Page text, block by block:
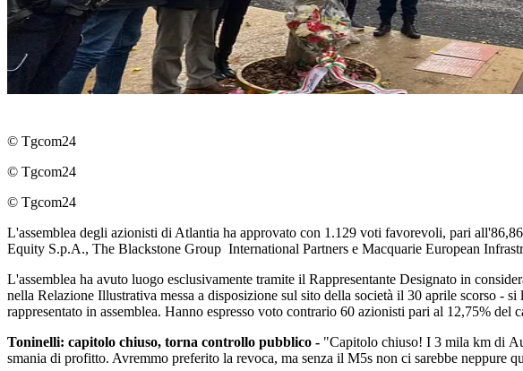
© Tgcom24
© Tgcom24
© Tgcom24
L'assemblea degli azionisti di Atlantia ha approvato con 1.129 voti favorevoli, pari
Equity S.p.A., The Blackstone Group International Partners e Macquarie European
L'assemblea ha avuto luogo esclusivamente tramite il Rappresentante Designato in
nella Relazione Illustrativa messa a disposizione sul sito della società il 30 aprile scorso -
rappresentato in assemblea. Hanno espresso voto contrario 60 azionisti pari al 12,75%
Toninelli: capitolo chiuso, torna controllo pubblico - "Capitolo chiuso! I 3 mila km di
smania di profitto. Avremmo preferito la revoca, ma senza il M5s non ci sarebbe